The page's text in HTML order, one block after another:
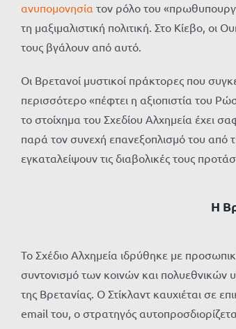
ανυπομονησία τον ρόλο του
τη μαξιμαλιστική πολιτική. Στο Κίεβο, οι
τους βγάλουν από αυτό.
Οι Βρετανοί μυστικοί πράκτορες που
περισσότερο «πέφτει η αξιοπιστία του
το στοίχημα του Σχεδίου Αλχημεία έχει
παρά τον συνεχή επανεξοπλισμό του από
εγκαταλείψουν τις διαβολικές τους
Η
Το Σχέδιο Αλχημεία ιδρύθηκε με
συντονισμό των κοινών και πολυεθνικών
της Βρετανίας. Ο Στίκλαντ καυχιέται σε
email του, ο στρατηγός